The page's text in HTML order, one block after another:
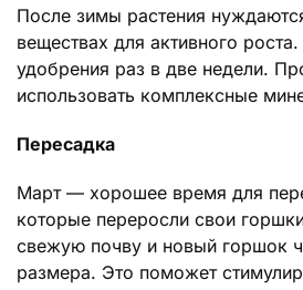
После зимы растения
веществах для активного
удобрения раз в две недели.
использовать комплексные
Пересадка
Март — хорошее время для
которые переросли свои
свежую почву и новый горшок
размера. Это поможет